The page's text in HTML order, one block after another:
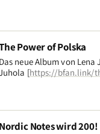
Power of Polska
Das neue Album von Lena
[https://bfan.link/
Nordic Notes wird 200!